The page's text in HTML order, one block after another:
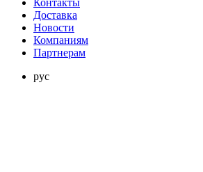
Контакты
Доставка
Новости
Компаниям
Партнерам
рус